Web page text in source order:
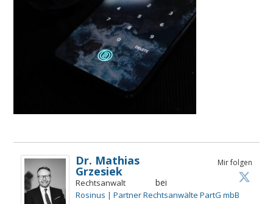
Mir folgen
Dr. Mathias
Grzesiek
Rechtsanwalt bei
Rosinus | Partner Rechtsanwälte PartG mbB